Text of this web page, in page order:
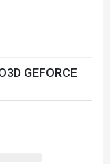
GEFORCE